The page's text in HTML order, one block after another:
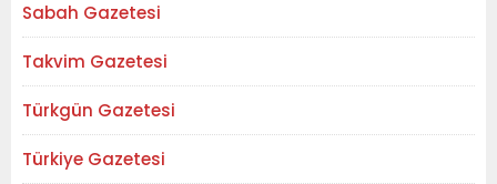
Sabah Gazetesi
Takvim Gazetesi
Türkgün Gazetesi
Türkiye Gazetesi